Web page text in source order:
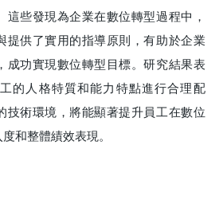
這些發現為企業在數位轉型過程中，
提供了實用的指導原則，有助於企業
成功實現數位轉型目標。研究結果表
的人格特質和能力特點進行合理配
技術環境，將能顯著提升員工在數位
和整體績效表現。